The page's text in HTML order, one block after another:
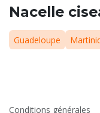
Nacelle
Guadeloupe
Conditions générales